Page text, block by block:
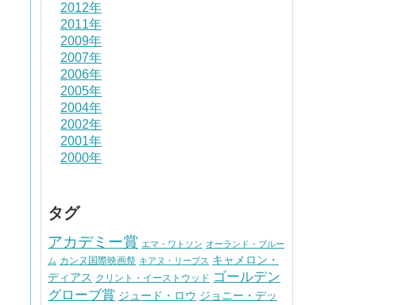
2012年
2011年
2009年
2007年
2006年
2005年
2004年
2002年
2001年
2000年
タグ
アカデミー賞 エマ・ワトソン オーランド・ブルー
ム カンヌ国際映画祭 キアヌ・リーブス キャメロン・
ディアス クリント・イーストウッド ゴールデン
グローブ賞 ジュード・ロウ ジョニー・デッ